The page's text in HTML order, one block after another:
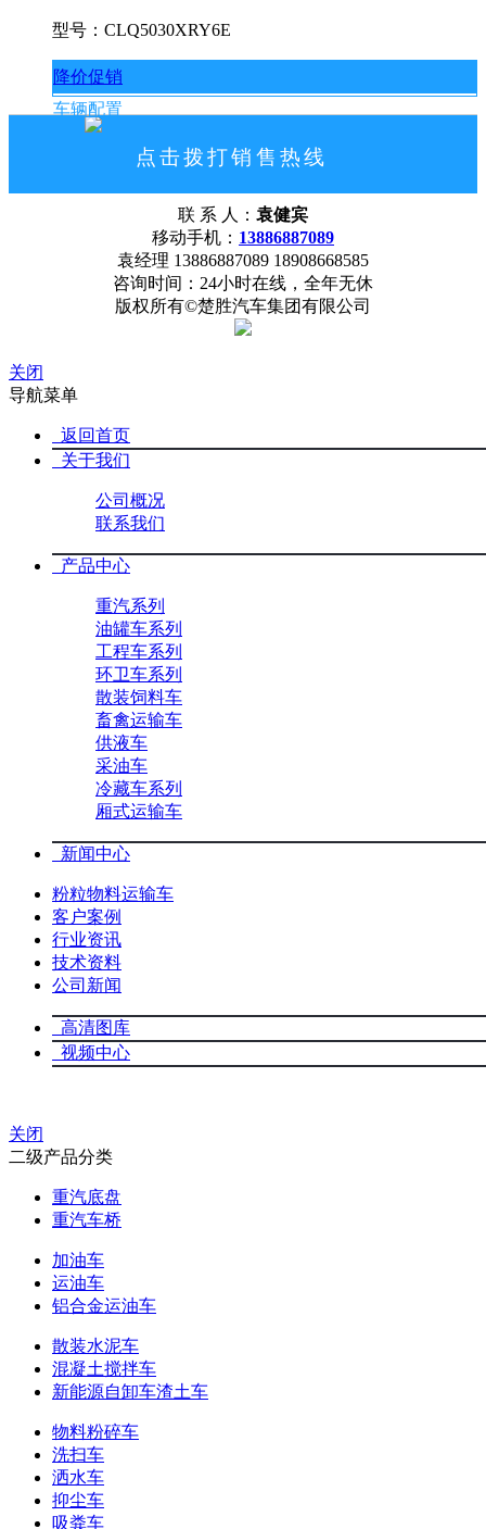
型号：CLQ5030XRY6E
降价促销
车辆配置
点击拨打销售热线
13886887089
公司概况
联 系 人： 袁健宾
移动手机： 13886887089
袁经理 13886887089 18908668585
咨询时间：24小时在线，全年无休
版权所有©楚胜汽车集团有限公司
关闭
导航菜单
返回首页
关于我们
公司概况
联系我们
产品中心
重汽系列
油罐车系列
工程车系列
环卫车系列
散装饲料车
畜禽运输车
供液车
采油车
冷藏车系列
厢式运输车
新闻中心
粉粒物料运输车
客户案例
行业资讯
技术资料
公司新闻
高清图库
视频中心
关闭
二级产品分类
重汽底盘
重汽车桥
加油车
运油车
铝合金运油车
散装水泥车
混凝土搅拌车
新能源自卸车渣土车
物料粉碎车
洗扫车
洒水车
抑尘车
吸粪车